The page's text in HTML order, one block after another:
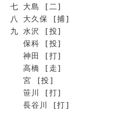
七 大島 [二]
八 大久保 [捕]
九 水沢 [投]
保科 [投]
神田 [打]
高橋 [走]
宮 [投]
笹川 [打]
長谷川 [打]